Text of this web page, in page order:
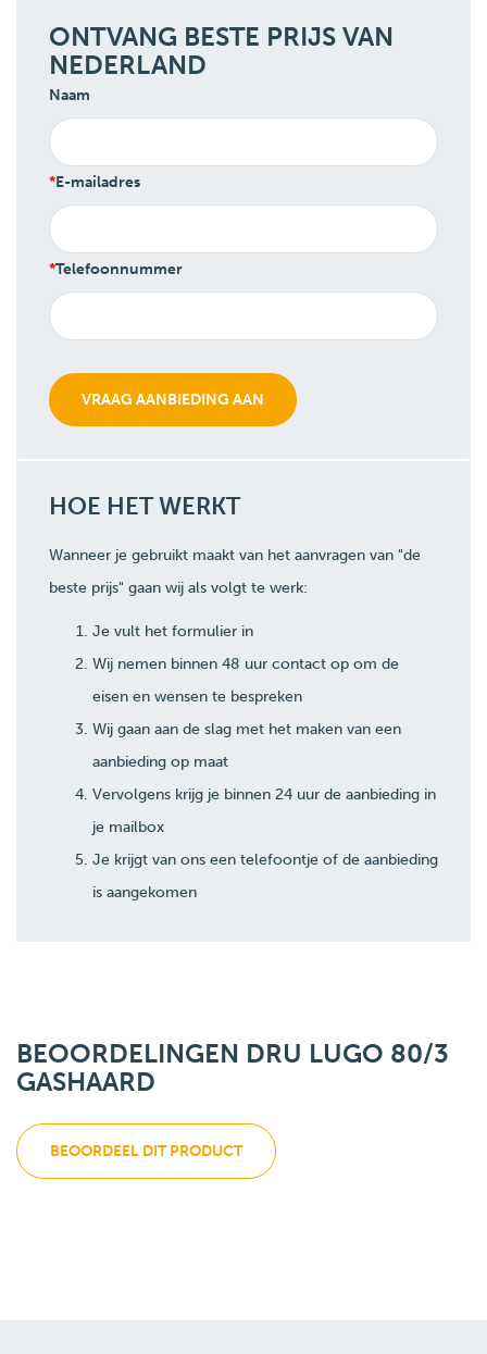
ONTVANG BESTE PRIJS VAN
NEDERLAND
Naam
E-mailadres
Telefoonnummer
HOE HET WERKT
Wanneer je gebruikt maakt van het aanvragen van "de
beste prijs" gaan wij als volgt te werk:
Je vult het formulier in
Wij nemen binnen 48 uur contact op om de
eisen en wensen te bespreken
Wij gaan aan de slag met het maken van een
aanbieding op maat
Vervolgens krijg je binnen 24 uur de aanbieding in
je mailbox
Je krijgt van ons een telefoontje of de aanbieding
is aangekomen
BEOORDELINGEN DRU LUGO 80/3
GASHAARD
BEOORDEEL DIT PRODUCT